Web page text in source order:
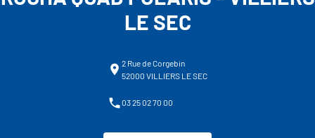
LE SEC
2 Rue de Corgebin
52000 VILLIERS LE SEC
03 25 02 70 00